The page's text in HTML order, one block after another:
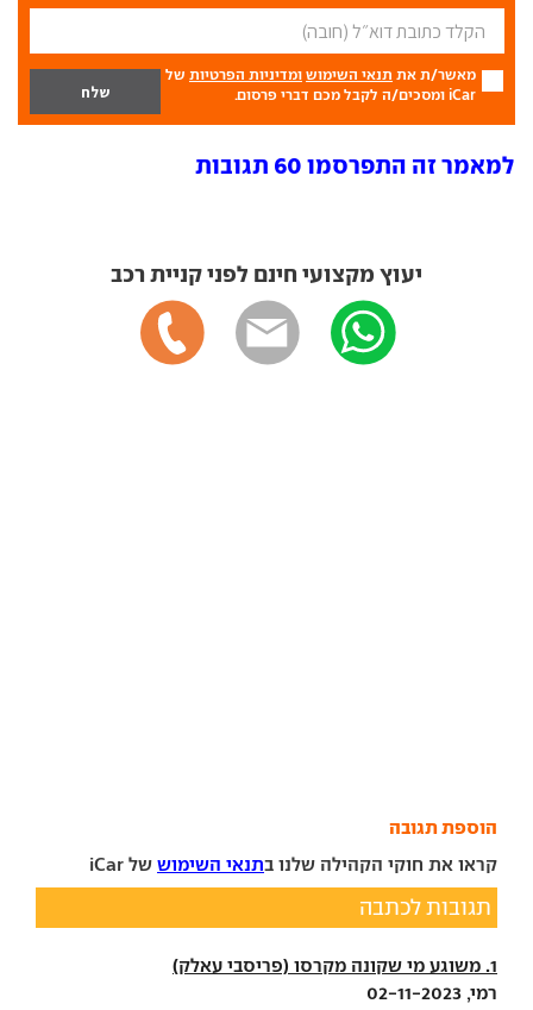
מאשר/ת את תנאי השימוש ומדיניות הפרטיות של
iCar ומסכים/ה לקבל מכם דברי פרסום.
למאמר זה התפרסמו 60 תגובות
יעוץ מקצועי חינם לפני קניית רכב
הוספת תגובה
קראו את חוקי הקהילה שלנו בתנאי השימוש של iCar
תגובות לכתבה
1. משוגע מי שקונה מקרסו (פריסבי עאלק)
רמי, 02-11-2023